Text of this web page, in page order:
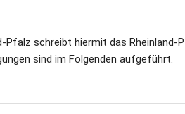
Pfalz schreibt hiermit das Rheinland-
sind im Folgenden aufgeführt.